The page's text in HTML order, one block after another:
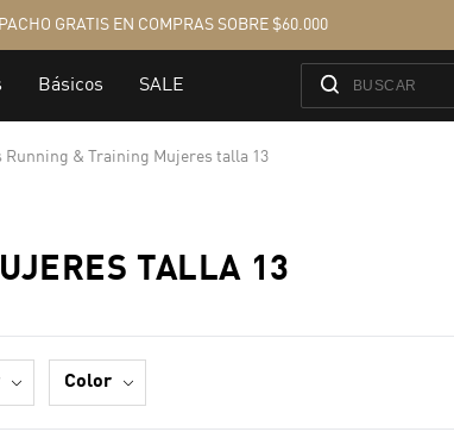
Running & Training Mujeres talla 13
TALLA 13
color